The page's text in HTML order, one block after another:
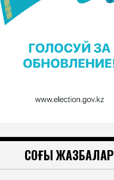
СОҢҒЫ ЖАЗБАЛАР